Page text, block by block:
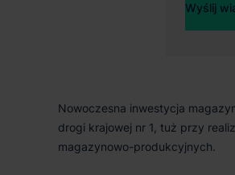
Nowoczesna inwestycja
drogi krajowej nr 1, tuż przy
magazynowo-produkcyjnych.
Wyślij